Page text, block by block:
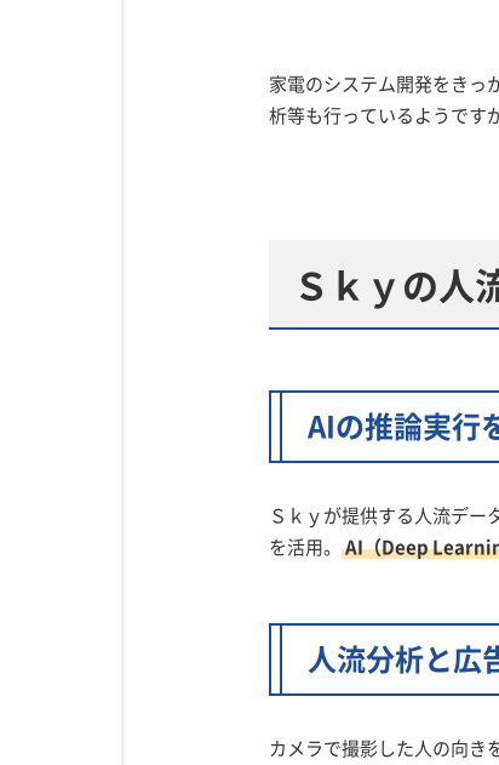
家電のシステム開発をきっ
析等も行っているようです
Ｓｋｙの人
AIの推論実行
Ｓｋｙが提供する人流デー
を活用。 AI（Deep
人流分析と広
カメラで撮影した人の向き